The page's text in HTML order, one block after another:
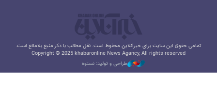
تمامی حقوق این سایت برای خبرآنلاین محفوظ است. نقل مطالب با ذکر منبع بلامانع است.
Copyright © 2025 khabaronline News Agancy, All rights reserved
طراحی و تولید: نستوه